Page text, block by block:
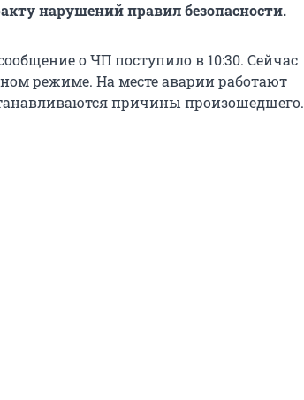
нарушений правил безопасности.
о ЧП поступило в 10:30. Сейчас
режиме. На месте аварии работают
причины произошедшего.